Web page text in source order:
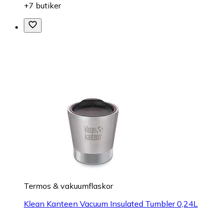
+7 butiker
Termos & vakuumflaskor
Klean Kanteen Vacuum Insulated Tumbler 0,24L